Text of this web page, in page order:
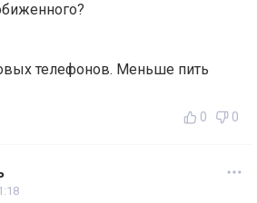
телефонов. Меньше пить
0 0